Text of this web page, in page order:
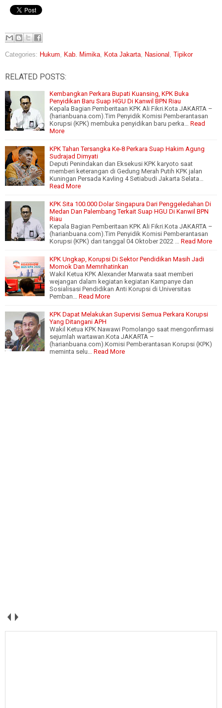
Categories: Hukum Kab. Mimika Kota Jakarta Nasional Tipikor
RELATED POSTS:
Kembangkan Perkara Bupati Kuansing, KPK Buka
Penyidikan Baru Suap HGU Di Kanwil BPN Riau
Kepala Bagian Pemberitaan KPK Ali Fikri.Kota JAKARTA –
(harianbuana.com).Tim Penyidik Komisi Pemberantasan
Korupsi (KPK) membuka penyidikan baru perka…
Read
More
KPK Tahan Tersangka Ke-8 Perkara Suap Hakim Agung
Sudrajad Dimyati
Deputi Penindakan dan Eksekusi KPK karyoto saat
memberi keterangan di Gedung Merah Putih KPK jalan
Kuningan Persada Kavling 4 Setiabudi Jakarta Selata…
Read More
KPK Sita 100.000 Dolar Singapura Dari Penggeledahan Di
Medan Dan Palembang Terkait Suap HGU Di Kanwil BPN
Riau
Kepala Bagian Pemberitaan KPK Ali Fikri.Kota JAKARTA –
(harianbuana.com).Tim Penyidik Komisi Pemberantasan
Korupsi (KPK) dari tanggal 04 Oktober 2022 …
Read More
KPK Ungkap, Korupsi Di Sektor Pendidikan Masih Jadi
Momok Dan Memrihatinkan
Wakil Ketua KPK Alexander Marwata saat memberi
wejangan dalam kegiatan kegiatan Kampanye dan
Sosialisasi Pendidikan Anti Korupsi di Universitas
Pemban…
Read More
KPK Dapat Melakukan Supervisi Semua Perkara Korupsi
Yang Ditangani APH
Wakil Ketua KPK Nawawi Pomolango saat mengonfirmasi
sejumlah wartawan.Kota JAKARTA –
(harianbuana.com).Komisi Pemberantasan Korupsi (KPK)
meminta selu…
Read More